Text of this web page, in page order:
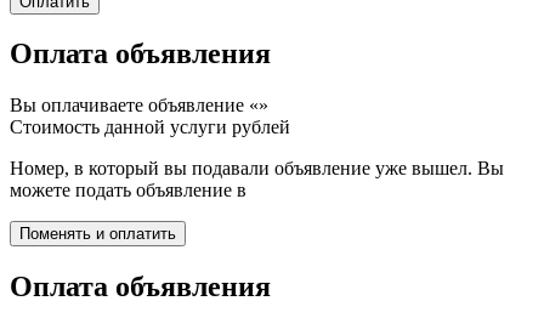
Оплата объявления
Вы оплачиваете объявление «»
Стоимость данной услуги рублей
Номер, в который вы подавали объявление уже вышел. Вы
можете подать объявление в
Оплата объявления